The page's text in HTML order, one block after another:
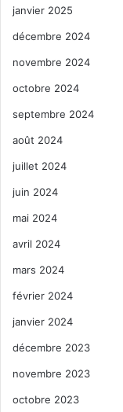
janvier 2025
décembre 2024
novembre 2024
octobre 2024
septembre 2024
août 2024
juillet 2024
juin 2024
mai 2024
avril 2024
mars 2024
février 2024
janvier 2024
décembre 2023
novembre 2023
octobre 2023